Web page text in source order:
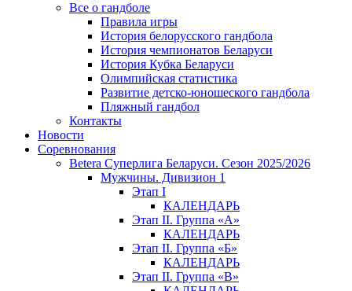
Все о гандболе
Правила игры
История белорусского гандбола
История чемпионатов Беларуси
История Кубка Беларуси
Олимпийская статистика
Развитие детско-юношеского гандбола
Пляжный гандбол
Контакты
Новости
Соревнования
Betera Суперлига Беларуси. Сезон 2025/2026
Мужчины. Дивизион 1
Этап I
КАЛЕНДАРЬ
Этап II. Группа «А»
КАЛЕНДАРЬ
Этап II. Группа «Б»
КАЛЕНДАРЬ
Этап II. Группа «В»